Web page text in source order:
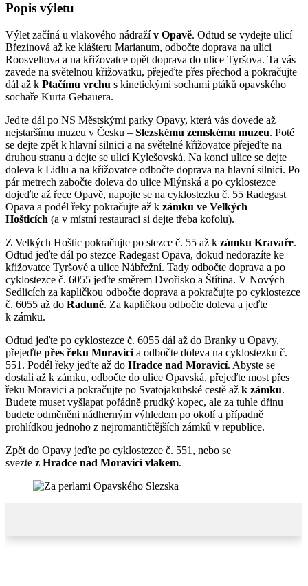
Popis výletu
Výlet začíná u vlakového nádražív Opavě. Odtud se vydejte ulicí
Březinová až ke klášteru Marianum, odbočte doprava na ulici
Roosveltova a na křižovatce opět doprava do ulice Tyršova. Ta vás
zavede na světelnou křižovatku, přejeďte přes přechod a pokračujte
dál až k Ptačímu vrchu s kinetickými sochami ptáků opavského
sochaře Kurta Gebauera.
Jeďte dál po NS Městskými parky Opavy, která vás dovede až
nejstaršímu muzeu v Česku – Slezskému zemskému muzeu. Poté
se dejte zpět k hlavní silnici a na světelné křižovatce přejeďte na
druhou stranu a dejte se ulicí Kylešovská. Na konci ulice se dejte
doleva k Lidlu a na křižovatce odbočte doprava na hlavní silnici. Po
pár metrech zabočte doleva do ulice Mlýnská a po cyklostezce
dojeďte až řece Opavě, napojte se na cyklostezku č. 55 Radegast
Opava a podél řeky pokračujte až k zámku ve Velkých
Hošticích (a v místní restauraci si dejte třeba kofolu).
Z Velkých Hoštic pokračujte po stezce č. 55 až k zámku Kravaře.
Odtud jeďte dál po stezce Radegast Opava, dokud nedorazíte ke
křižovatce Tyršové a ulice Nábřežní. Tady odbočte doprava a po
cyklostezce č. 6055 jeďte směrem Dvořisko a Štítina. V Nových
Sedlicích za kapličkou odbočte doprava a pokračujte po cyklostezce
č. 6055 až do Raduně. Za kapličkou odbočte doleva a jeďte
k zámku.
Odtud jeďte po cyklostezce č. 6055 dál až do Branky u Opavy,
přejeďte přes řeku Moravici a odbočte doleva na cyklostezku č.
551. Podél řeky jeďte až do Hradce nad Moravicí. Abyste se
dostali až k zámku, odbočte do ulice Opavská, přejeďte most přes
řeku Moravici a pokračujte po Svatojakubské cestě až k zámku.
Budete muset vyšlapat pořádně prudký kopec, ale za tuhle dřinu
budete odměněni nádherným výhledem po okolí a případně
prohlídkou jednoho z nejromantičtějších zámků v republice.
Zpět do Opavy jeďte po cyklostezce č. 551, nebo se
svezte z Hradce nad Moravicí vlakem.